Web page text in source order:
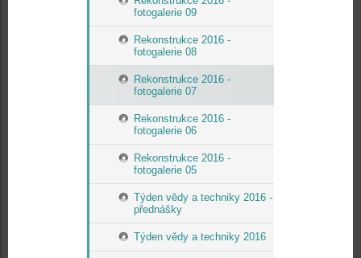
fotogalerie 09
Rekonstrukce 2016 -
fotogalerie 08
Rekonstrukce 2016 -
fotogalerie 07
Rekonstrukce 2016 -
fotogalerie 06
Rekonstrukce 2016 -
fotogalerie 05
Týden vědy a techniky 2016 -
přednášky
Týden vědy a techniky 2016